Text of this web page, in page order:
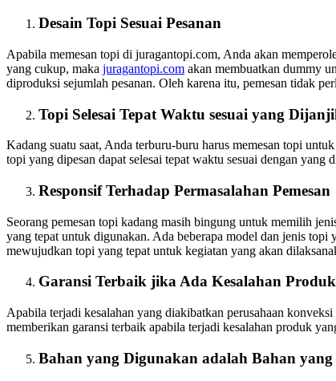
Desain Topi Sesuai Pesanan
Apabila memesan topi di juragantopi.com, Anda akan
yang cukup, maka juragantopi.com akan membuatkan dummy
diproduksi sejumlah pesanan. Oleh karena itu, pemesan tidak
Topi Selesai Tepat Waktu sesuai yang
Kadang suatu saat, Anda terburu-buru harus memesan topi
topi yang dipesan dapat selesai tepat waktu sesuai dengan yang
Responsif Terhadap Permasalahan Pemesan
Seorang pemesan topi kadang masih bingung untuk memilih
yang tepat untuk digunakan. Ada beberapa model dan jenis
mewujudkan topi yang tepat untuk kegiatan yang akan
Garansi Terbaik jika Ada Kesalahan Produk
Apabila terjadi kesalahan yang diakibatkan perusahaan
memberikan garansi terbaik apabila terjadi kesalahan produk
Bahan yang Digunakan adalah Bahan